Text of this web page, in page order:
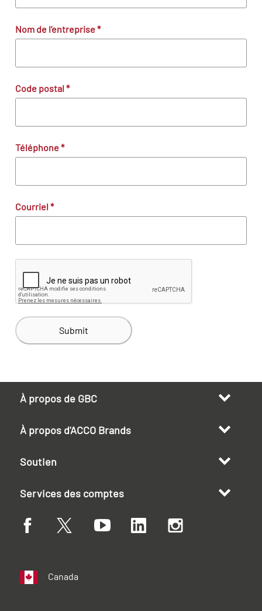
Nom de l’entreprise*
Code postal *
Téléphone*
Courriel *
Submit
À propos de GBC
À propos d'ACCO Brands
Soutien
Services des comptes
Canada